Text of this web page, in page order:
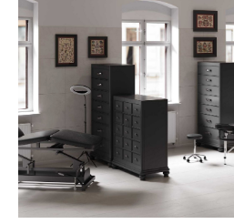
Посмотреть все проекты